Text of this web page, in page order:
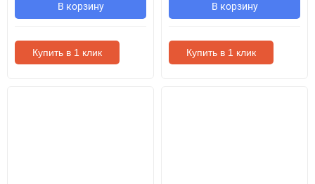
В корзину
Купить в 1 клик
В корзину
Купить в 1 клик